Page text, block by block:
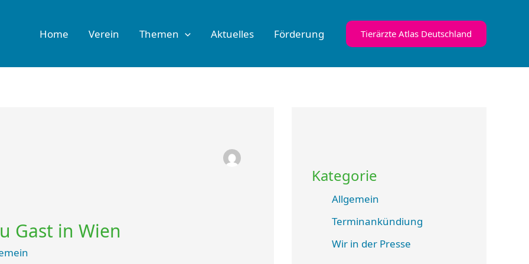
Home Verein Themen Aktuelles Förderung Tierärzte Atlas Deutschland
Gast in Wien
Kategorie
Allgemein
Terminankündiung
Wir in der Presse